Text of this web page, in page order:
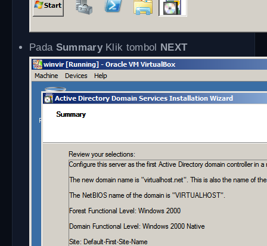
Pada Summary Klik tombol NEXT